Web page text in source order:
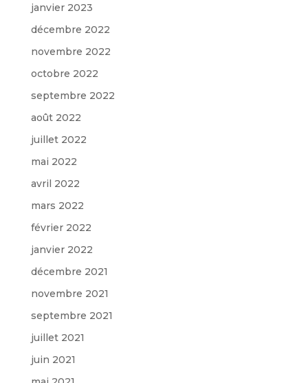
janvier 2023
décembre 2022
novembre 2022
octobre 2022
septembre 2022
août 2022
juillet 2022
mai 2022
avril 2022
mars 2022
février 2022
janvier 2022
décembre 2021
novembre 2021
septembre 2021
juillet 2021
juin 2021